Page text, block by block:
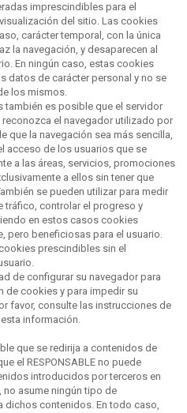
imprescindibles para el
del sitio. Las cookies
carácter temporal, con la única
la navegación, y desaparecen al
En ningún caso, estas cookies
datos de carácter personal y no se
los mismos.
también es posible que el servidor
el navegador utilizado por
que la navegación sea más sencilla,
acceso de los usuarios que se
a las áreas, servicios, promociones
a ellos sin tener que
se pueden utilizar para medir
tráfico, controlar el progreso y
en estos casos cookies
pero beneficiosas para el usuario.
prescindibles sin el
de configurar su navegador para
de cookies y para impedir su
favor, consulte las instrucciones de
información.
que se redirija a contenidos de
el RESPONSABLE no puede
introducidos por terceros en
asume ningún tipo de
dichos contenidos. En todo caso,